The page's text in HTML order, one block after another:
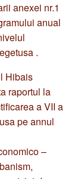
anexei nr.1
anual
.
Hibais
raportul la
a VII a
pe annul
–